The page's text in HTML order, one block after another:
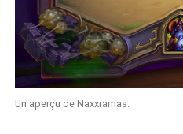
Un aperçu de Naxxramas.